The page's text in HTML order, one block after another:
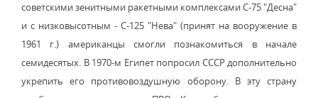
советскими зенитными ракетными комплексами С-75 "Десна"
и с низковысотным - С-125 "Нева" (принят на вооружение в
1961 г.) американцы смогли познакомиться в начале
семидесятых. В 1970-м Египет попросил СССР дополнительно
укрепить его противовоздушную оборону. В эту страну